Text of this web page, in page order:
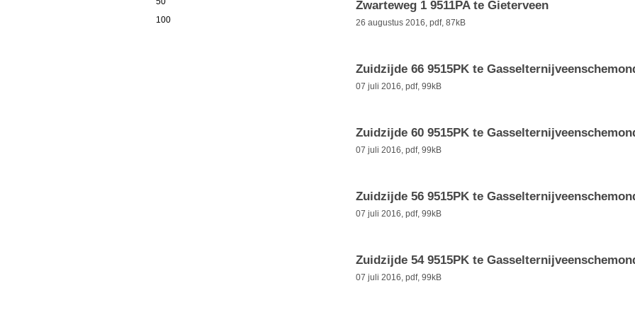
Zwarteweg 1 9511PA te Gieterveen
26 augustus 2016, pdf, 87kB
Zuidzijde 66 9515PK te
07 juli 2016, pdf, 99kB
Zuidzijde 60 9515PK te
07 juli 2016, pdf, 99kB
Zuidzijde 56 9515PK te
07 juli 2016, pdf, 99kB
Zuidzijde 54 9515PK te
07 juli 2016, pdf, 99kB
100